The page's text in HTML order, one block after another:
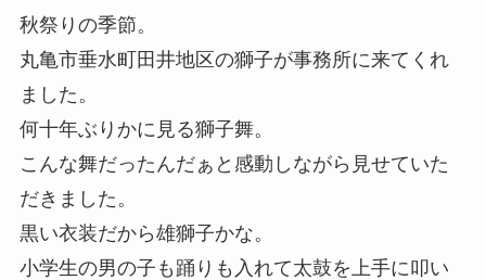
秋祭りの季節。
丸亀市垂水町田井地区の獅子が事務所に来てくれ
ました。
何十年ぶりかに見る獅子舞。
こんな舞だったんだぁと感動しながら見せていた
だきました。
黒い衣装だから雄獅子かな。
小学生の男の子も踊りも入れて太鼓を上手に叩い